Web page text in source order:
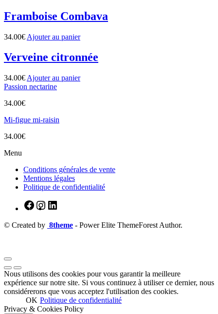
Framboise Combava
34.00€ Ajouter au panier
Verveine citronnée
34.00€ Ajouter au panier
Passion nectarine
34.00€
Mi-figue mi-raisin
34.00€
Menu
Conditions générales de vente
Mentions légales
Politique de confidentialité
© Created by 8theme - Power Elite ThemeForest Author.
Nous utilisons des cookies pour vous garantir la meilleure
expérience sur notre site. Si vous continuez à utiliser ce dernier, nous
considérerons que vous acceptez l'utilisation des cookies.
OK Politique de confidentialité
Privacy & Cookies Policy